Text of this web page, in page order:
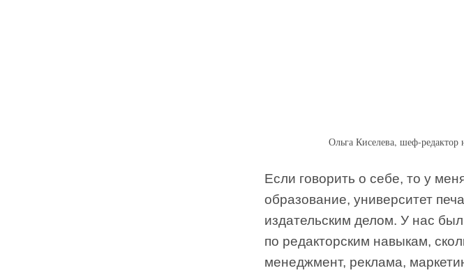
Ольга Киселева, шеф-редактор
Если говорить о себе, то у
образование, университет
издательским делом. У нас
по редакторским навыкам,
менеджмент, реклама,